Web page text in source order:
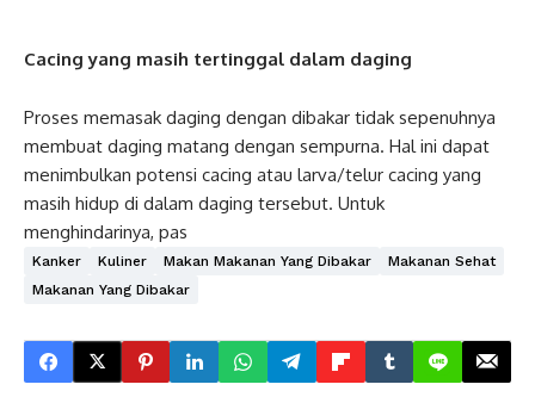
Cacing yang masih tertinggal dalam daging
Proses memasak daging dengan dibakar tidak sepenuhnya
membuat daging matang dengan sempurna. Hal ini dapat
menimbulkan potensi cacing atau larva/telur cacing yang
masih hidup di dalam daging tersebut. Untuk
menghindarinya, pas
Kanker Kuliner Makan Makanan Yang Dibakar
Makanan Sehat
Makanan Yang Dibakar